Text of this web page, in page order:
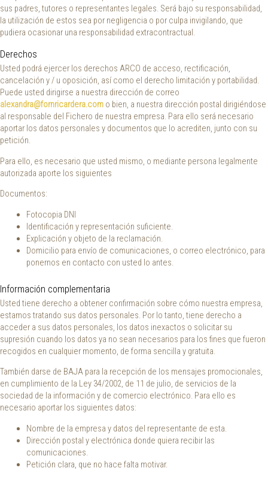
sus padres, tutores o representantes legales. Será bajo su responsabilidad,
la utilización de estos sea por negligencia o por culpa invigilando, que
pudiera ocasionar una responsabilidad extracontractual.
Derechos
Usted podrá ejercer los derechos ARCO de acceso, rectificación,
cancelación y / u oposición, así como el derecho limitación y portabilidad.
Puede usted dirigirse a nuestra dirección de correo
alexandra@fornricardera.com o bien, a nuestra dirección postal dirigiéndose
al responsable del Fichero de nuestra empresa. Para ello será necesario
aportar los datos personales y documentos que lo acrediten, junto con su
petición.
Para ello, es necesario que usted mismo, o mediante persona legalmente
autorizada aporte los siguientes
Documentos:
Fotocopia DNI
Identificación y representación suficiente.
Explicación y objeto de la reclamación.
Domicilio para envío de comunicaciones, o correo electrónico, para
ponernos en contacto con usted lo antes.
Información complementaria
Usted tiene derecho a obtener confirmación sobre cómo nuestra empresa,
estamos tratando sus datos personales. Por lo tanto, tiene derecho a
acceder a sus datos personales, los datos inexactos o solicitar su
supresión cuando los datos ya no sean necesarios para los fines que fueron
recogidos en cualquier momento, de forma sencilla y gratuita.
También darse de BAJA para la recepción de los mensajes promocionales,
en cumplimiento de la Ley 34/2002, de 11 de julio, de servicios de la
sociedad de la información y de comercio electrónico. Para ello es
necesario aportar los siguientes datos:
Nombre de la empresa y datos del representante de esta.
Dirección postal y electrónica donde quiera recibir las
comunicaciones.
Petición clara, que no hace falta motivar.